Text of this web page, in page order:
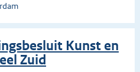
Kunst en
Zuid